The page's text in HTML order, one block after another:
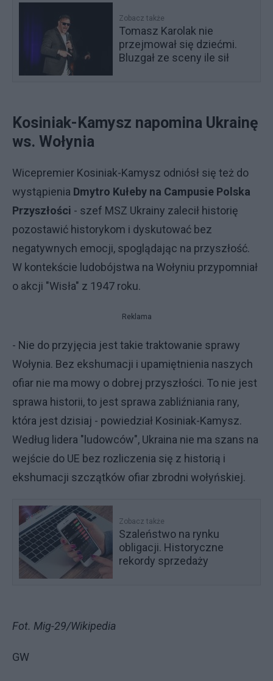
Zobacz także
Tomasz Karolak nie
przejmował się dziećmi.
Bluzgał ze sceny ile sił
Kosiniak-Kamysz napomina Ukrainę
ws. Wołynia
Wicepremier Kosiniak-Kamysz odniósł się też do
wystąpienia Dmytro Kułeby na Campusie Polska
Przyszłości - szef MSZ Ukrainy zalecił historię
pozostawić historykom i dyskutować bez
negatywnych emocji, spoglądając na przyszłość.
W kontekście ludobójstwa na Wołyniu przypomniał
o akcji "Wisła" z 1947 roku.
Reklama
- Nie do przyjęcia jest takie traktowanie sprawy
Wołynia. Bez ekshumacji i upamiętnienia naszych
ofiar nie ma mowy o dobrej przyszłości. To nie jest
sprawa historii, to jest sprawa zabliźniania rany,
która jest dzisiaj - powiedział Kosiniak-Kamysz.
Według lidera "ludowców", Ukraina nie ma szans na
wejście do UE bez rozliczenia się z historią i
ekshumacji szczątków ofiar zbrodni wołyńskiej.
Zobacz także
Szaleństwo na rynku
obligacji. Historyczne
rekordy sprzedaży
Fot. Mig-29/Wikipedia
GW